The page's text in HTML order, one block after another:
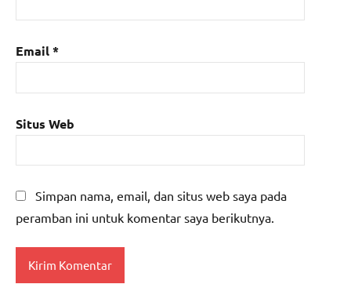
Email*
Situs Web
Simpan nama, email, dan situs web saya pada
peramban ini untuk komentar saya berikutnya.